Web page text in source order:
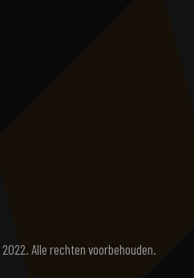
2022. Alle rechten voorbehouden.